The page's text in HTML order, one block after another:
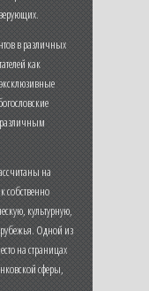
в различных
как
различным
на
собственно
культурную,
Одной из
на страницах
сферы,